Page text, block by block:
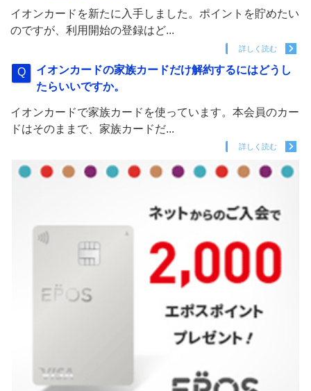
イオンカードを新たに入手しました。ポイントを貯めたい
のですが、利用開始の登録はど...
詳しく読む
イオンカードの家族カードだけ解約するにはどうし
たらいいですか。
イオンカードで家族カードを使っています。本会員のカー
ドはそのままで、家族カードだ...
詳しく読む